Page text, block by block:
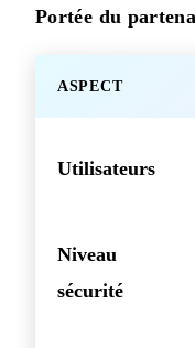
Portée du
ASPECT
Utilisateurs
Niveau
sécurité